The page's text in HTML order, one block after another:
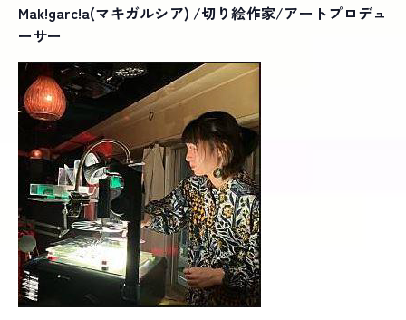
Mak!garc!a(マキガルシア) /切り絵作家/アートプロデュ
ーサー